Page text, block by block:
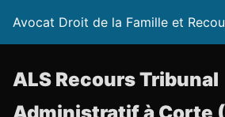
Avocat Droit de la Famille et
ALS Recours Tribunal